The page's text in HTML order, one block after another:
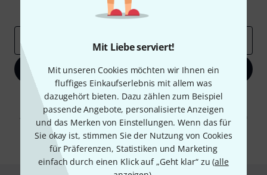
Mit Liebe serviert!
Mit unseren Cookies möchten wir Ihnen ein
fluffiges Einkaufserlebnis mit allem was
dazugehört bieten. Dazu zählen zum Beispiel
passende Angebote, personalisierte Anzeigen
und das Merken von Einstellungen. Wenn das für
Sie okay ist, stimmen Sie der Nutzung von Cookies
für Präferenzen, Statistiken und Marketing
einfach durch einen Klick auf „Geht klar“ zu (alle
Inspirierende Beiträge
Deals
Jetzt anmelden
Mit Klick auf „Jetzt anmelden“ stimmen Sie dem Erhalt von E-Mail-
Werbung und einer Messung des E-Mail-Nutzungsverhaltens zu. Die
Abmeldung ist jederzeit möglich. Weitere Informationen finden Sie in
unserenDatenschutzhinweisen.
* Pflichtfeld